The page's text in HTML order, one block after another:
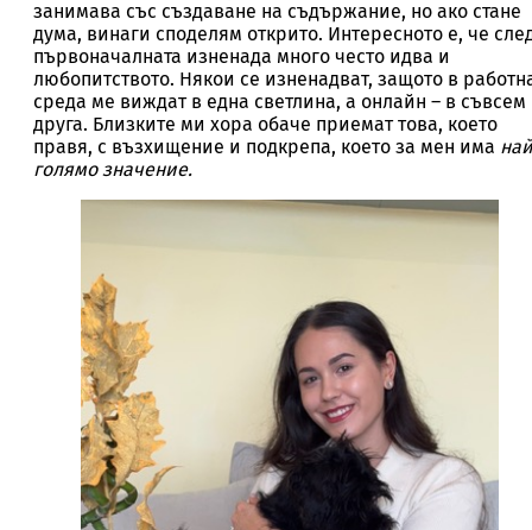
занимава със създаване на съдържание, но ако стане
дума, винаги споделям открито. Интересното е, че
първоначалната изненада много често идва и
любопитството. Някои се изненадват, защото в
среда ме виждат в една светлина, а онлайн – в съвсем
друга. Близките ми хора обаче приемат това, което
правя, с възхищение и подкрепа, което за мен има
голямо значение.